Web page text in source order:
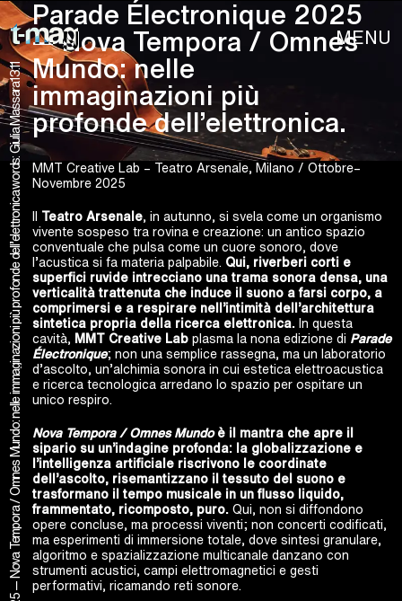
MENU
Parade Électronique 2025 — Nova Tempora / Omnes Mundo: nelle immaginazioni più profonde dell’elettronica.
words: Giulia Massara
13.11
Parade Électronique 2025
— Nova Tempora / Omnes
Mundo: nelle
immaginazioni più
profonde dell’elettronica.
MMT Creative Lab – Teatro Arsenale, Milano / Ottobre–
Novembre 2025
Teatro Arsenale, in autunno, si svela come un organismo
vivente sospeso tra rovina e creazione: un antico spazio
conventuale che pulsa come un cuore sonoro, dove
l’acustica si fa materia palpabile. Qui, riverberi corti e
superfici ruvide intrecciano una trama sonora densa, una
verticalità trattenuta che induce il suono a farsi corpo, a
comprimersi e a respirare nell’intimità dell’architettura
sintetica propria della ricerca elettronica. In questa
cavità, MMT Creative Lab plasma la nona edizione di Parade
Électronique; non una semplice rassegna, ma un laboratorio
d’ascolto, un’alchimia sonora in cui estetica elettroacustica
e ricerca tecnologica arredano lo spazio per ospitare un
unico respiro.
Nova Tempora / Omnes Mundo è il mantra che apre il
sipario su un’indagine profonda: la globalizzazione e
l’intelligenza artificiale riscrivono le coordinate
dell’ascolto, risemantizzano il tessuto del suono e
trasformano il tempo musicale in un flusso liquido,
frammentato, ricomposto, puro. Qui, non si diffondono
opere concluse, ma processi viventi; non concerti codificati,
ma esperimenti di immersione totale, dove sintesi granulare,
algoritmo e spazializzazione multicanale danzano con
strumenti acustici, campi elettromagnetici e gesti
performativi, ricamando reti sonore.